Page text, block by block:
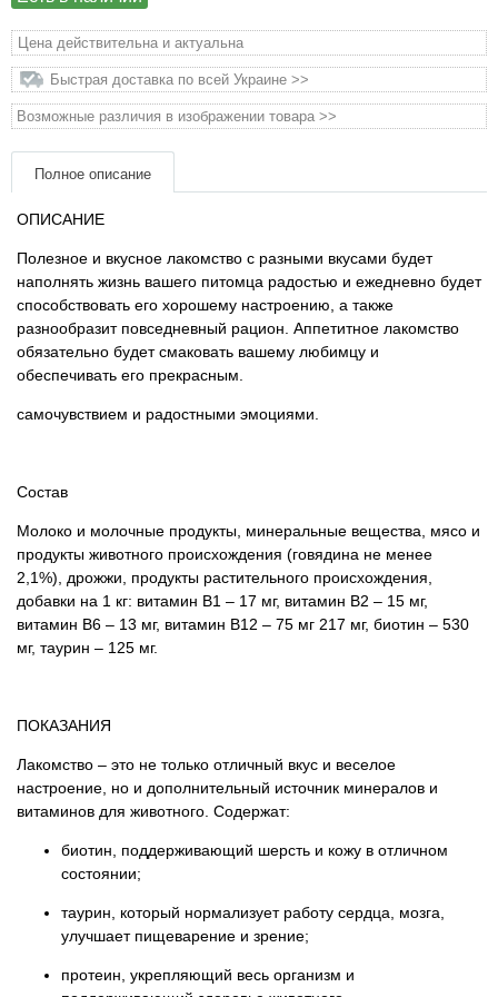
Цена действительна и актуальна
Быстрая доставка по всей Украине >>
Возможные различия в изображении товара >>
Полное описание
ОПИСАНИЕ
Полезное и вкусное лакомство с разными вкусами будет
наполнять жизнь вашего питомца радостью и ежедневно будет
способствовать его хорошему настроению, а также
разнообразит повседневный рацион. Аппетитное лакомство
обязательно будет смаковать вашему любимцу и
обеспечивать его прекрасным.
самочувствием и радостными эмоциями.
Состав
Молоко и молочные продукты, минеральные вещества, мясо и
продукты животного происхождения (говядина не менее
2,1%), дрожжи, продукты растительного происхождения,
добавки на 1 кг: витамин В1 – 17 мг, витамин В2 – 15 мг,
витамин В6 – 13 мг, витамин В12 – 75 мг 217 мг, биотин – 530
мг, таурин – 125 мг.
ПОКАЗАНИЯ
Лакомство – это не только отличный вкус и веселое
настроение, но и дополнительный источник минералов и
витаминов для животного. Содержат:
биотин, поддерживающий шерсть и кожу в отличном
состоянии;
таурин, который нормализует работу сердца, мозга,
улучшает пищеварение и зрение;
протеин, укрепляющий весь организм и
Товары для грызунов
Товары для лошадей
Товары для людей
Хозряд - хозтовары оптом
Популярные зоотовары
Архив / Снято с производства